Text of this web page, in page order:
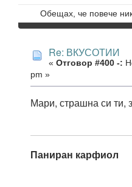
Обещах, че повече
Re: ВКУСОТИИ
« Отговор #400 -:
pm »
Мари, страшна си ти,
Паниран карфиол